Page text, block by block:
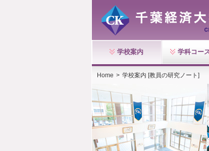
学校案内 学科コー
Home > 学校案内 [教員の研究ノート]